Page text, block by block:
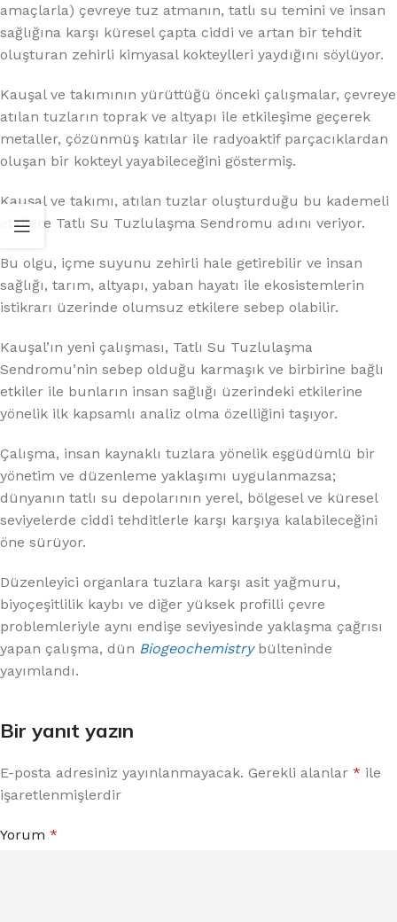
amaçlarla) çevreye tuz atmanın, tatlı su temini ve insan
sağlığına karşı küresel çapta ciddi ve artan bir tehdit
oluşturan zehirli kimyasal kokteylleri yaydığını söylüyor.
Kauşal ve takımının yürüttüğü önceki çalışmalar, çevreye
atılan tuzların toprak ve altyapı ile etkileşime geçerek
metaller, çözünmüş katılar ile radyoaktif parçacıklardan
oluşan bir kokteyl yayabileceğini göstermiş.
Kauşal ve takımı, atılan tuzlar oluşturduğu bu kademeli
etkilere Tatlı Su Tuzlulaşma Sendromu adını veriyor.
Bu olgu, içme suyunu zehirli hale getirebilir ve insan
sağlığı, tarım, altyapı, yaban hayatı ile ekosistemlerin
istikrarı üzerinde olumsuz etkilere sebep olabilir.
Kauşal’ın yeni çalışması, Tatlı Su Tuzlulaşma
Sendromu’nin sebep olduğu karmaşık ve birbirine bağlı
etkiler ile bunların insan sağlığı üzerindeki etkilerine
yönelik ilk kapsamlı analiz olma özelliğini taşıyor.
Çalışma, insan kaynaklı tuzlara yönelik eşgüdümlü bir
yönetim ve düzenleme yaklaşımı uygulanmazsa;
dünyanın tatlı su depolarının yerel, bölgesel ve küresel
seviyelerde ciddi tehditlerle karşı karşıya kalabileceğini
öne sürüyor.
Düzenleyici organlara tuzlara karşı asit yağmuru,
biyoçeşitlilik kaybı ve diğer yüksek profilli çevre
problemleriyle aynı endişe seviyesinde yaklaşma çağrısı
yapan çalışma, dün Biogeochemistry bülteninde
yayımlandı.
Bir yanıt yazın
E-posta adresiniz yayınlanmayacak. Gerekli alanlar * ile
işaretlenmişlerdir
Yorum *